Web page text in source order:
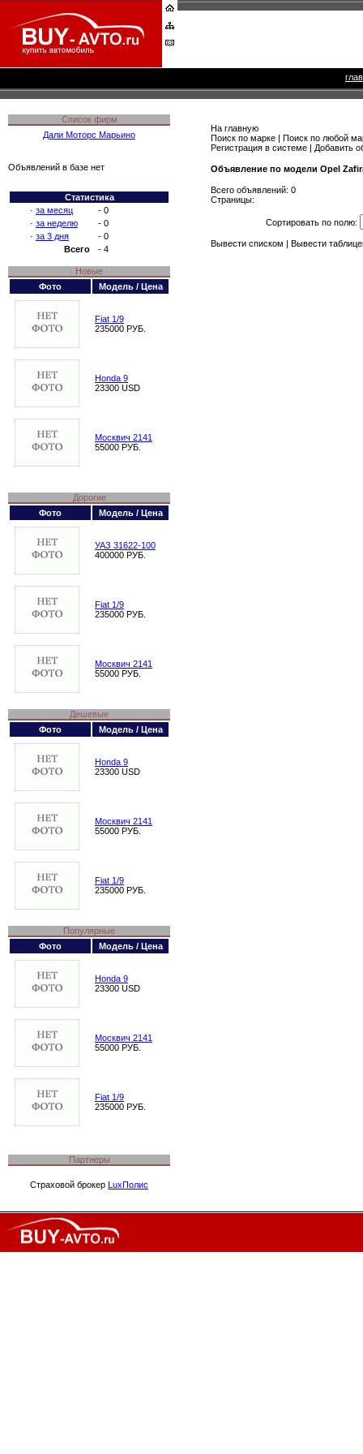
Список фирм
Дали Моторс Марьино
Объявлений в базе нет
Статистика
· за месяц
- 0
· за неделю
- 0
· за 3 дня
- 0
Всего
- 4
· Новые ·
Фото
Модель / Цена
Fiat 1/9
235000 РУБ.
Honda 9
23300 USD
Москвич 2141
55000 РУБ.
Дорогие
Фото
Модель / Цена
УАЗ 31622-100
400000 РУБ.
Fiat 1/9
235000 РУБ.
Москвич 2141
55000 РУБ.
Дешевые
Фото
Модель / Цена
Honda 9
23300 USD
Москвич 2141
55000 РУБ.
Fiat 1/9
235000 РУБ.
Популярные
Фото
Модель / Цена
Honda 9
23300 USD
Москвич 2141
55000 РУБ.
Fiat 1/9
235000 РУБ.
На главную
Поиск по марке | Поиск по любой
Регистрация в системе | Добавить
Объявление по модели Opel
Всего объявлений: 0
Страницы:
Сортировать по полю:
Вывести списком | Вывести
Партнеры
Страховой брокер LuxПолис